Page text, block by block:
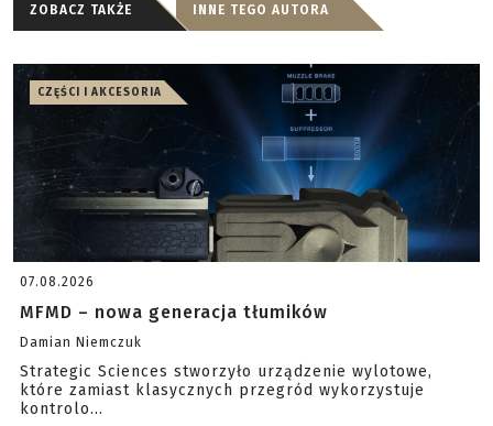
ZOBACZ TAKŻE INNE TEGO AUTORA
CZĘŚCI I AKCESORIA
07.08.2026
MFMD – nowa generacja tłumików
Damian Niemczuk
Strategic Sciences stworzyło urządzenie wylotowe,
które zamiast klasycznych przegród wykorzystuje
kontrolo...